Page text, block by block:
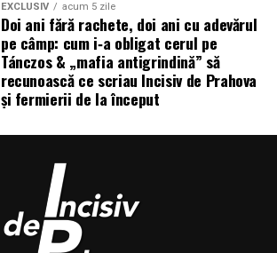
EXCLUSIV acum 5 zile
Doi ani fără rachete, doi ani cu adevărul
pe câmp: cum i‑a obligat cerul pe
Tánczos & „mafia antigrindină” să
recunoască ce scriau Incisiv de Prahova
și fermierii de la început